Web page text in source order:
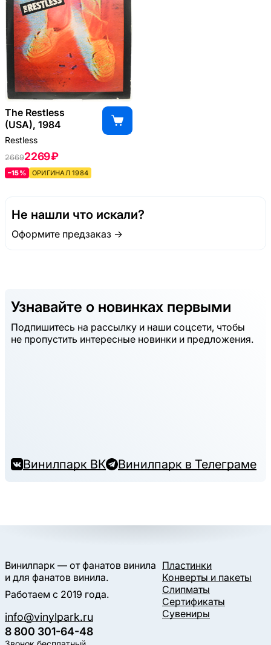
The Restless
(USA), 1984
Restless
26692269 ₽
–15% ОРИГИНАЛ 1984
Не нашли что искали?
Оформите предзаказ →
Узнавайте о новинках первыми
Подпишитесь на рассылку и наши соцсети, чтобы
не пропустить интересные новинки и предложения.
Винилпарк ВК Винилпарк в Телеграме
Винилпарк — от фанатов винила
и для фанатов винила.
Работаем с 2019 года.
info@vinylpark.ru
8 800 301-64-48
Пластинки
Конверты и пакеты
Слипматы
Сертификаты
Сувениры